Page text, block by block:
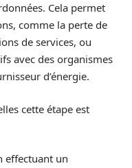
Cela permet
comme la perte de
de services, ou
avec des organismes
d’énergie.
cette étape est
effectuant un